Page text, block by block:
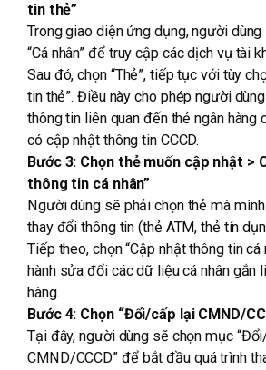
tin thẻ”
Trong giao diện ứng dụng, người
“Cá nhân” để truy cập các dịch vụ tài
Sau đó, chọn “Thẻ”, tiếp tục với tùy
tin thẻ”. Điều này cho phép người
thông tin liên quan đến thẻ ngân hàng
có cập nhật thông tin CCCD.
Bước 3: Chọn thẻ muốn cập nhật >
thông tin cá nhân”
Người dùng sẽ phải chọn thẻ mà
thay đổi thông tin (thẻ ATM, thẻ tín
Tiếp theo, chọn “Cập nhật thông tin cá
hành sửa đổi các dữ liệu cá nhân gắn
hàng.
Bước 4: Chọn “Đổi/cấp lại CMND/
Tại đây, người dùng sẽ chọn mục
CMND/CCCD” để bắt đầu quá trình